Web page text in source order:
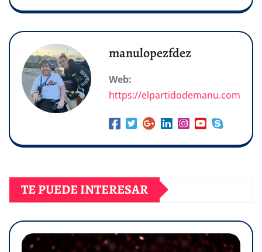
manulopezfdez
Web:
https://elpartidodemanu.com
TE PUEDE INTERESAR